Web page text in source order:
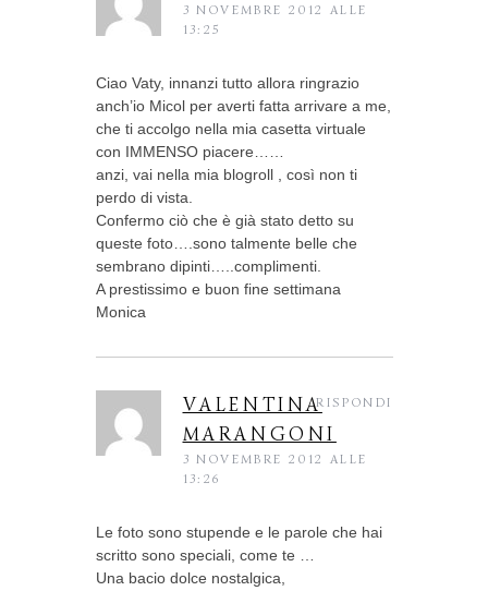
3 NOVEMBRE 2012 ALLE
13:25
Ciao Vaty, innanzi tutto allora ringrazio
anch’io Micol per averti fatta arrivare a me,
che ti accolgo nella mia casetta virtuale
con IMMENSO piacere……
anzi, vai nella mia blogroll , così non ti
perdo di vista.
Confermo ciò che è già stato detto su
queste foto….sono talmente belle che
sembrano dipinti…..complimenti.
A prestissimo e buon fine settimana
Monica
VALENTINA
MARANGONI
3 NOVEMBRE 2012 ALLE
13:26
Le foto sono stupende e le parole che hai
scritto sono speciali, come te …
Una bacio dolce nostalgica,
RISPONDI